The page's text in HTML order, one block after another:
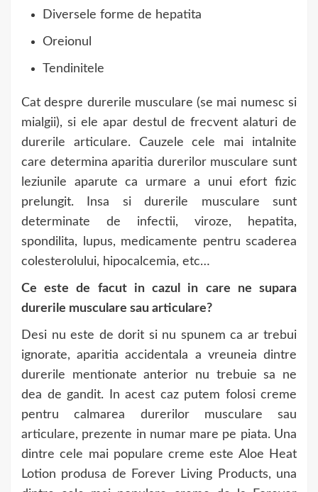
Diversele forme de hepatita
Oreionul
Tendinitele
Cat despre durerile musculare (se mai numesc si
mialgii), si ele apar destul de frecvent alaturi de
durerile articulare. Cauzele cele mai intalnite
care determina aparitia durerilor musculare sunt
leziunile aparute ca urmare a unui efort fizic
prelungit. Insa si durerile musculare sunt
determinate de infectii, viroze, hepatita,
spondilita, lupus, medicamente pentru scaderea
colesterolului, hipocalcemia, etc…
Ce este de facut in cazul in care ne supara
durerile musculare sau articulare?
Desi nu este de dorit si nu spunem ca ar trebui
ignorate, aparitia accidentala a vreuneia dintre
durerile mentionate anterior nu trebuie sa ne
dea de gandit. In acest caz putem folosi creme
pentru calmarea durerilor musculare sau
articulare, prezente in numar mare pe piata. Una
dintre cele mai populare creme este Aloe Heat
Lotion produsa de Forever Living Products, una